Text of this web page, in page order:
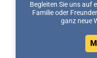
Begleiten Sie uns auf
Familie oder
ganz neue